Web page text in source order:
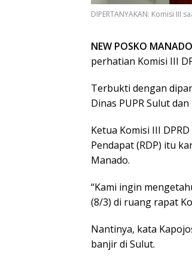
DIPERTANYAKAN: Komisi III
NEW POSKO
perhatian Komisi III
Terbukti dengan
Dinas PUPR Sulut dan
Ketua Komisi III
Pendapat (RDP) itu
Manado.
“Kami ingin
(8/3) di ruang rapat
Nantinya, kata
banjir di Sulut.